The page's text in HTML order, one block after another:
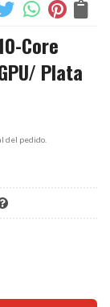
Core
Plata
del pedido.